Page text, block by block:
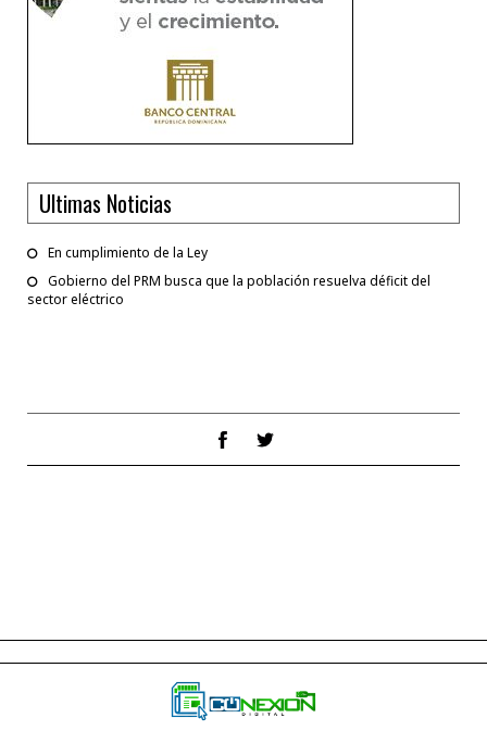
Ultimas Noticias
En cumplimiento de la Ley
Gobierno del PRM busca que la población resuelva déficit del
sector eléctrico